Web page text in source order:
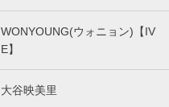
WONYOUNG(ウォニョン)【IV
E】
大谷映美里